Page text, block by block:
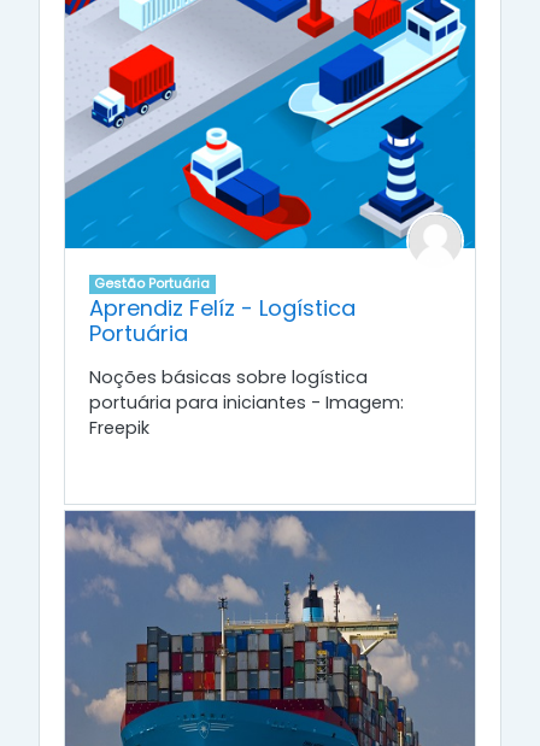
Gestão Portuária
Aprendiz Felíz - Logística
Portuária
Noções básicas sobre logística
portuária para iniciantes - Imagem:
Freepik